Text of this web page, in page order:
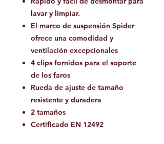
lavar y limpiar.
El marco de suspensión Spider
ofrece una comodidad y
ventilación excepcionales
4 clips fornidos para el soporte
de los faros
Rueda de ajuste de tamaño
resistente y duradera
2 tamaños
Certificado EN 12492